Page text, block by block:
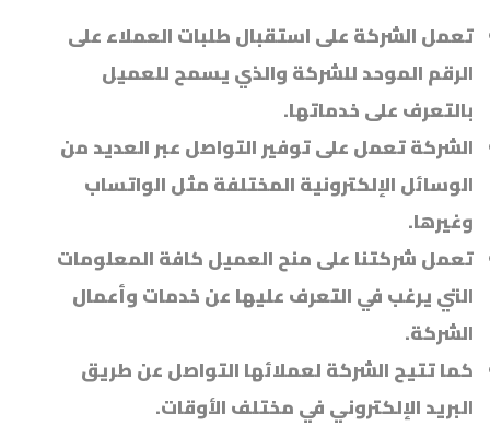
تعمل الشركة على استقبال طلبات العملاء على
الرقم الموحد للشركة والذي يسمح للعميل
بالتعرف على خدماتها.
الشركة تعمل على توفير التواصل عبر العديد من
الوسائل الإلكترونية المختلفة مثل الواتساب
وغيرها.
تعمل شركتنا على منح العميل كافة المعلومات
التي يرغب في التعرف عليها عن خدمات وأعمال
الشركة.
كما تتيح الشركة لعملائها التواصل عن طريق
البريد الإلكتروني في مختلف الأوقات.